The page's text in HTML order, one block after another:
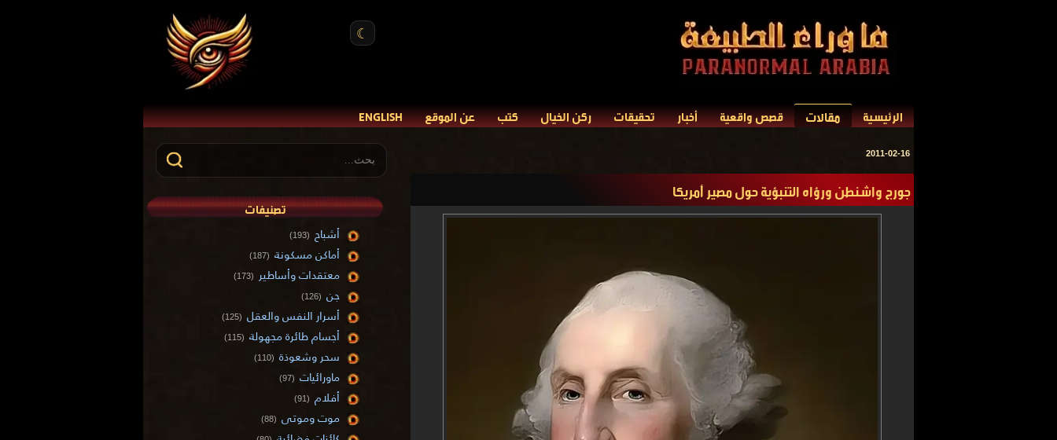
☾
الرئيسية مقالات قصص واقعية أخبار تحقيقات ركن الخيال كتب عن الموقع ENGLISH
2011-02-16
جورج واشنطن ورؤاه التنبؤية حول مصير أمريكا
تصنيفات
أشباح (193)
أماكن مسكونة (187)
معتقدات وأساطير (173)
جن (126)
أسرار النفس والعقل (125)
أجسام طائرة مجهولة (115)
سحر وشعوذة (110)
ماورائيات (97)
أفلام (91)
موت وموتى (88)